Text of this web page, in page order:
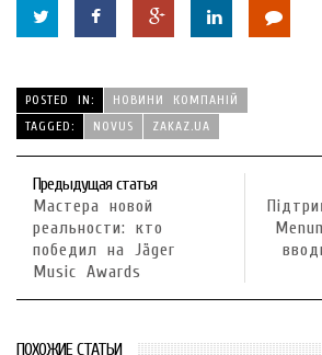
POSTED IN:
НОВИНИ КОМПАНІЙ
TAGGED:
NOVUS ZAKAZ.UА
Предыдущая статья
Мастера новой
реальности: кто
победил на Jäger
Music Awards
ПОХОЖИЕ СТАТЬИ